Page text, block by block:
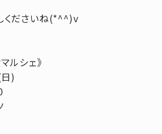
くださいね(*^^)v
ルシェ》
)